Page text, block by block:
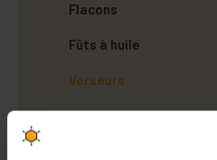
Flacons
Fûts à huile
Verseurs